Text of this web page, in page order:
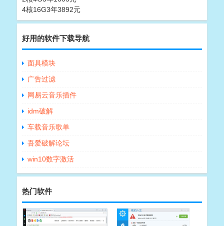
4核16G3年3892元
好用的软件下载导航
面具模块
广告过滤
网易云音乐插件
idm破解
车载音乐歌单
吾爱破解论坛
win10数字激活
热门软件